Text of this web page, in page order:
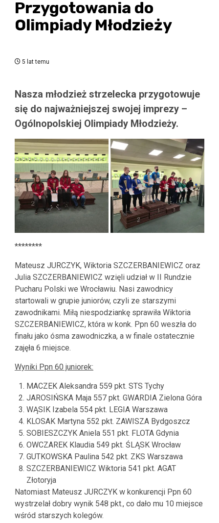
Przygotowania do
Olimpiady Młodzieży
5 lat temu
Nasza młodzież strzelecka przygotowuje
się do najważniejszej swojej imprezy –
Ogólnopolskiej Olimpiady Młodzieży.
********
Mateusz JURCZYK, Wiktoria SZCZERBANIEWICZ oraz
Julia SZCZERBANIEWICZ wzięli udział w II Rundzie
Pucharu Polski we Wrocławiu. Nasi zawodnicy
startowali w grupie juniorów, czyli ze starszymi
zawodnikami. Miłą niespodziankę sprawiła Wiktoria
SZCZERBANIEWICZ, która w konk. Ppn 60 weszła do
finału jako ósma zawodniczka, a w finale ostatecznie
zajęła 6 miejsce.
Wyniki Ppn 60 juniorek:
MACZEK Aleksandra 559 pkt. STS Tychy
JAROSIŃSKA Maja 557 pkt. GWARDIA Zielona Góra
WĄSIK Izabela 554 pkt. LEGIA Warszawa
KLOSAK Martyna 552 pkt. ZAWISZA Bydgoszcz
SOBIESZCZYK Aniela 551 pkt. FLOTA Gdynia
OWCZAREK Klaudia 549 pkt. ŚLĄSK Wrocław
GUTKOWSKA Paulina 542 pkt. ZKS Warszawa
SZCZERBANIEWICZ Wiktoria 541 pkt. AGAT
Złotoryja
Natomiast Mateusz JURCZYK w konkurencji Ppn 60
wystrzelał dobry wynik 548 pkt., co dało mu 10 miejsce
wśród starszych kolegów.